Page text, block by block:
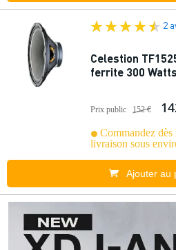
2
Celestion
ferrite 300
Prix public 152 €
Commandez
livraison sous
Ajouter au